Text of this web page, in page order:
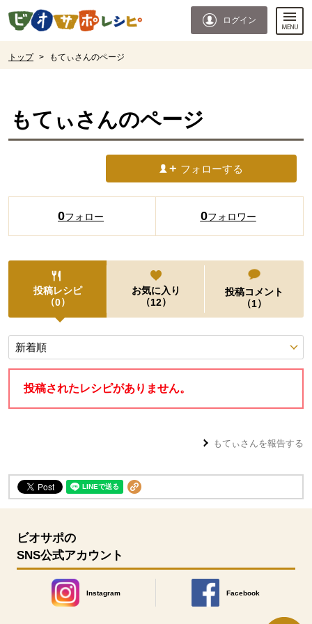
ページの先頭です。
ログイン
トップ > もてぃさんのページ
もてぃ さんのページ
フォローする
0フォロー 0フォロワー
投稿レシピ
（0）
お気に入り
（12）
投稿コメント
（1）
投稿レシピ
投稿されたレシピがありません。
もてぃさんを報告する
ビオサポの
SNS公式アカウント
Instagram
別のウィンドウで開きます。
Facebook
別のウィンドウで開きます